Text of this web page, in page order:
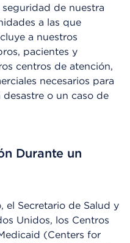
e
l
g
o
de nuestra
a las que
a nuestros
pacientes y
centros de atención,
necesarios para
o un caso de
Durante un
el Secretario de Salud y
Unidos, los Centros
(Centers for